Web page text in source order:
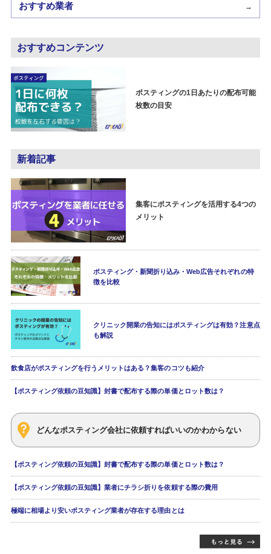
おすすめ業者 →
おすすめコンテンツ
ポスティングの1日あたりの配布可能
枚数の目安
新着記事
集客にポスティングを活用する4つの
メリット
ポスティング・新聞折り込み・Web広告それぞれの特
徴を比較
クリニック開業の告知にはポスティングは有効？注意点
も解説
飲食店がポスティングを行うメリットはある？集客のコツも紹介
【ポスティング依頼の豆知識】封書で配布する際の単価とロット数は？
どんなポスティング会社に依頼すればいいのかわからない
【ポスティング依頼の豆知識】封書で配布する際の単価とロット数は？
【ポスティング依頼の豆知識】業者にチラシ折りを依頼する際の費用
極端に相場より安いポスティング業者が存在する理由とは